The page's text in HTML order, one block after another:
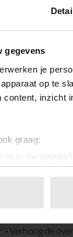
gegevens
je
op te
content, inzicht
graag:
over uw
door het
of
en
op maat van
of op een
onder in de
Verhoog de